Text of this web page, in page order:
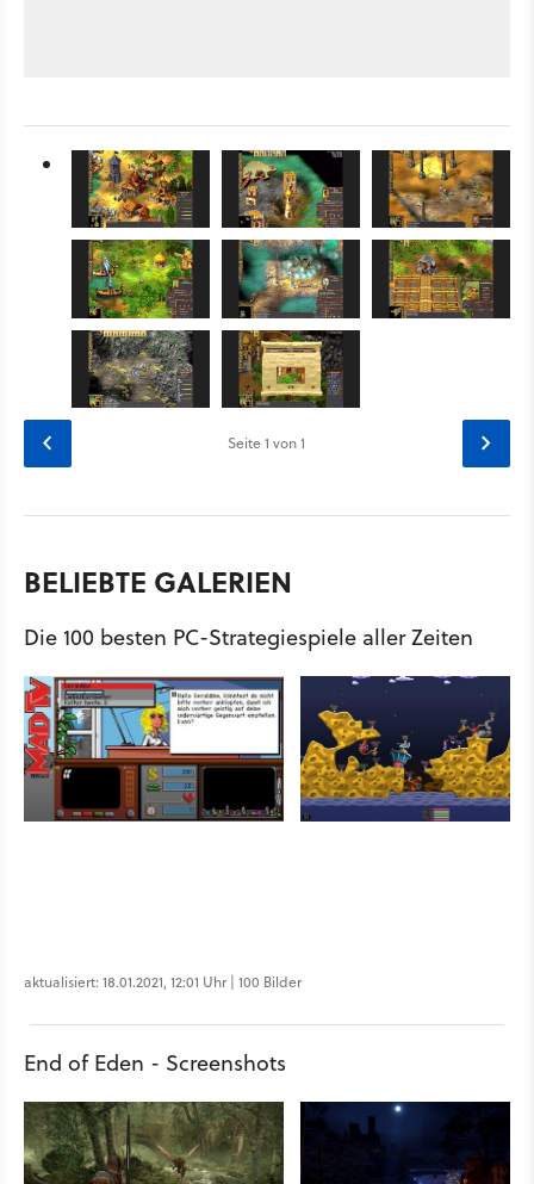
Seite1 von 1
BELIEBTE GALERIEN
Die 100 besten PC-Strategiespiele aller Zeiten
aktualisiert: 18.01.2021, 12:01 Uhr | 100 Bilder
End of Eden - Screenshots